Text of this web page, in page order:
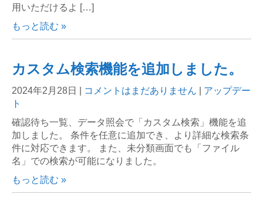
用いただけるよ […]
もっと読む »
カスタム検索機能を追加しました。
2024年2月28日 コメントはまだありません
アップデー
ト
確認待ち一覧、データ照会で「カスタム検索」機能を追
加しました。 条件を任意に追加でき、より詳細な検索条
件に対応できます。 また、未分類画面でも「ファイル
名」での検索が可能になりました。
もっと読む »